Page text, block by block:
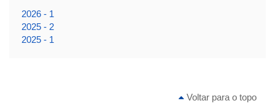
2026 - 1
2025 - 2
2025 - 1
Voltar para o topo